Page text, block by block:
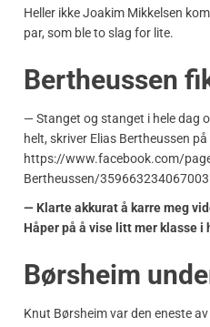
Heller ikke Joakim Mikkelsen
par, som ble to slag for lite.
Bertheussen
— Stanget og stanget i hele dag
helt, skriver Elias Bertheussen
https://www.facebook.com/
Bertheussen/
— Klarte akkurat å karre meg
Håper på å vise litt mer klasse i
Børsheim
Knut Børsheim var den eneste